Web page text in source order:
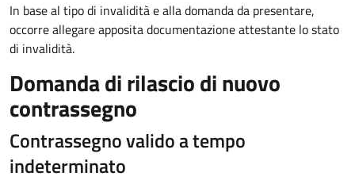
In base al tipo di invalidità e alla domanda da presentare,
occorre allegare apposita documentazione attestante lo stato
di invalidità.
Domanda di rilascio di nuovo
contrassegno
Contrassegno valido a tempo
indeterminato